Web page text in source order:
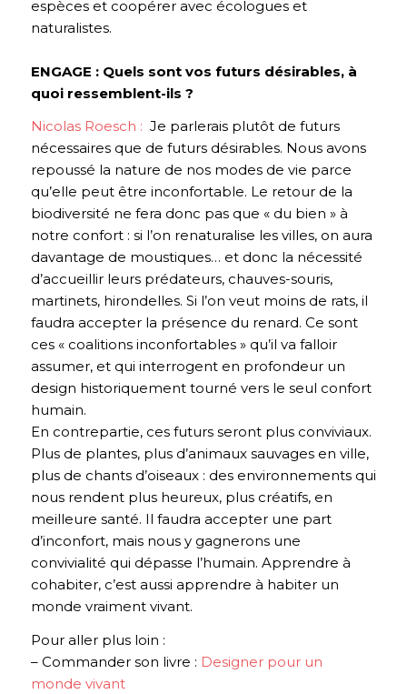
espèces et coopérer avec écologues et
naturalistes.
ENGAGE : Quels sont vos futurs désirables, à
quoi ressemblent-ils ?
Nicolas Roesch : Je parlerais plutôt de futurs
nécessaires que de futurs désirables. Nous avons
repoussé la nature de nos modes de vie parce
qu’elle peut être inconfortable. Le retour de la
biodiversité ne fera donc pas que « du bien » à
notre confort : si l’on renaturalise les villes, on aura
davantage de moustiques… et donc la nécessité
d’accueillir leurs prédateurs, chauves-souris,
martinets, hirondelles. Si l’on veut moins de rats, il
faudra accepter la présence du renard. Ce sont
ces « coalitions inconfortables » qu’il va falloir
assumer, et qui interrogent en profondeur un
design historiquement tourné vers le seul confort
humain.
En contrepartie, ces futurs seront plus conviviaux.
Plus de plantes, plus d’animaux sauvages en ville,
plus de chants d’oiseaux : des environnements qui
nous rendent plus heureux, plus créatifs, en
meilleure santé. Il faudra accepter une part
d’inconfort, mais nous y gagnerons une
convivialité qui dépasse l’humain. Apprendre à
cohabiter, c’est aussi apprendre à habiter un
monde vraiment vivant.
Pour aller plus loin :
– Commander son livre : Designer pour un
monde vivant